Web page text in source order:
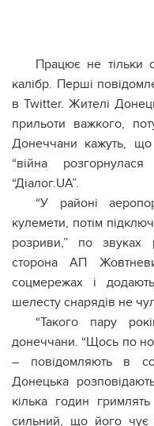
Працює не тільки
калібр. Перші
в Twitter. Жителі
прильоти важкого,
Донеччани кажуть,
“війна
“Діалог.UA”.
“У районі
кулемети, потім
розриви,” по звуках
сторона АП
соцмережах і
шелесту снарядів не
“Такого пару
донеччани. “Щось по
– повідомляють в
Донецька
кілька годин
сильний, що його